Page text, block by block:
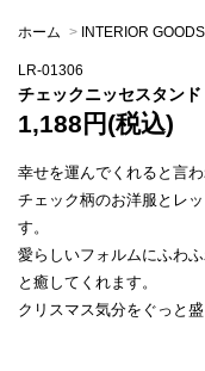
ホーム > INTERIOR
LR-01306
チェックニッセスタンド
1,188円(税込)
幸せを運んでくれると言
チェック柄のお洋服とレ
す。
愛らしいフォルムにふわ
と癒してくれます。
クリスマス気分をぐっと